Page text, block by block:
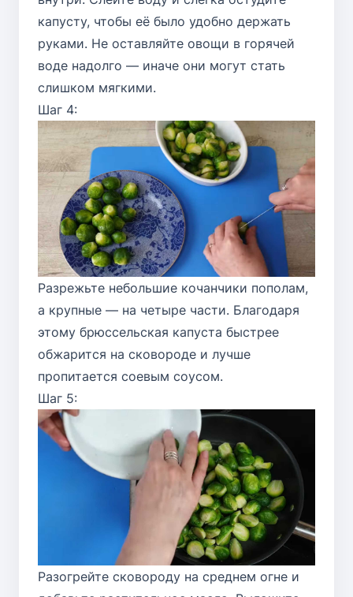
капусту, чтобы её было удобно держать
руками. Не оставляйте овощи в горячей
воде надолго — иначе они могут стать
слишком мягкими.
Шаг 4:
Разрежьте небольшие кочанчики пополам,
а крупные — на четыре части. Благодаря
этому брюссельская капуста быстрее
обжарится на сковороде и лучше
пропитается соевым соусом.
Шаг 5:
Разогрейте сковороду на среднем огне и